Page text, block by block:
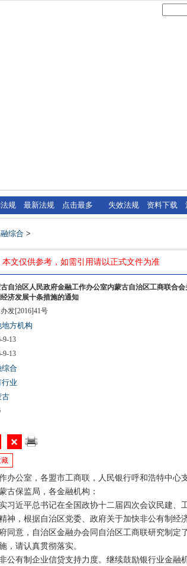
规 最新法规 点击最多 失效法规 资料下载
综合 >
本文仅供参考，如需引用请以正式文件为准
自治区人民政府金融工作办公室内蒙古自治区工商联合
济发展十条措施的通知
发[2016]41号
地方机构
9-13
9-13
综合
行业
古
办公室，各盟市工商联，人民银行呼和浩特中心
古保监局，各金融机构：
近平总书记在全国政协十二届四次会议民建、
神，根据自治区党委、政府关于加快非公有制经
同意，自治区金融办会同自治区工商联研究制定
，请认真贯彻落实。
有制企业信贷支持力度。继续鼓励银行业金融